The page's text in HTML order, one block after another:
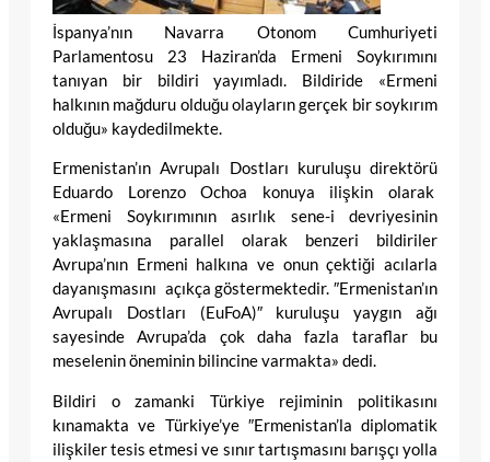
İspanya’nın Navarra Otonom Cumhuriyeti
Parlamentosu 23 Haziran’da Ermeni Soykırımını
tanıyan bir bildiri yayımladı. Bildiride «Ermeni
halkının mağduru olduğu olayların gerçek bir soykırım
olduğu» kaydedilmekte.
Ermenistan’ın Avrupalı Dostları kuruluşu direktörü
Eduardo Lorenzo Ochoa konuya ilişkin olarak
«Ermeni Soykırımının asırlık sene-i devriyesinin
yaklaşmasına parallel olarak benzeri bildiriler
Avrupa’nın Ermeni halkına ve onun çektiği acılarla
dayanışmasını açıkça göstermektedir. ″Ermenistan’ın
Avrupalı Dostları (EuFoA)″ kuruluşu yaygın ağı
sayesinde Avrupa’da çok daha fazla taraflar bu
meselenin öneminin bilincine varmakta» dedi.
Bildiri o zamanki Türkiye rejiminin politikasını
kınamakta ve Türkiye’ye ″Ermenistan’la diplomatik
ilişkiler tesis etmesi ve sınır tartışmasını barışçı yolla